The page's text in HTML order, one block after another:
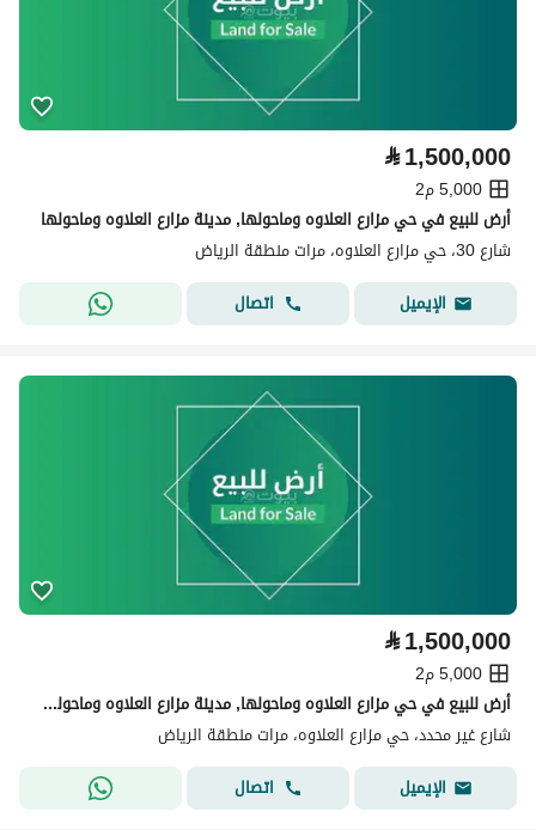
⃁1,500,000
5,000 م2
أرض للبيع في حي مزارع العلاوه وماحولها, مدينة مزارع العلاوه وماحولها
شارع 30، حي مزارع العلاوه، مرات منطقة الرياض
الإيميل
اتصال
⃁1,500,000
5,000 م2
أرض للبيع في حي مزارع العلاوه وماحولها, مدينة مزارع العلاوه وماحولها, منطقة الرياض
شارع غير محدد، حي مزارع العلاوه، مرات منطقة الرياض
الإيميل
اتصال